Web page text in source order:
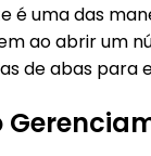
uma das
ao abrir um
de abas para